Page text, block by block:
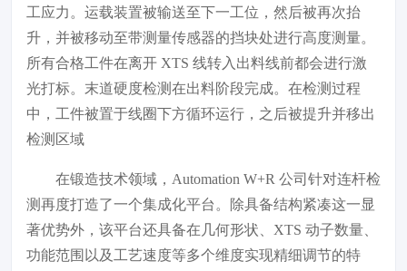
工应力。运载装置被输送至下一工位，然后被再次抬
升，并被移动至带测量传感器的挡块处进行高度测量。
所有合格工件在离开 XTS 线转入出料线前都会进行激
光打标。末道硬度检测在出料阶段完成。在检测过程
中，工件被置于线圈下方循环运行，之后被提升并移出
检测区域
在锻造技术领域，Automation W+R 公司针对连杆检
测再度打造了一个集成化平台。除具备结构紧凑这一显
著优势外，该平台还具备在几何形状、XTS 动子数量、
功能范围以及工艺速度等多个维度实现精细调节的特